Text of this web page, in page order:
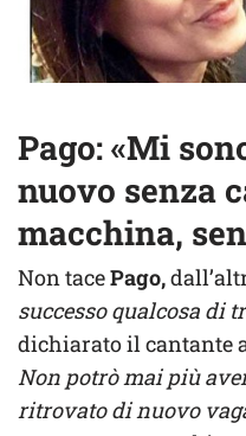
Pago: «Mi
nuovo senza
macchina,
Non tacePago,
successo qualcosa di
dichiarato il cantante
Non potrò mai più
ritrovato di nuovo